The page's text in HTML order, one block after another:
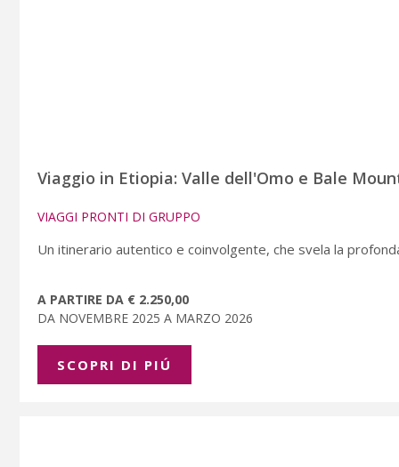
Viaggio in Etiopia: Valle dell'Omo e Bale
VIAGGI PRONTI DI GRUPPO
Un itinerario autentico e coinvolgente, che svela la
A PARTIRE DA € 2.250,00
DA NOVEMBRE 2025 A MARZO 2026
SCOPRI DI PIÚ